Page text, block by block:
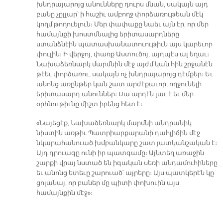
խնդրայարոյց անունները դուրս մնան, սակայն այդ
բանը չըլլար՝ ի հաշիւ ամբողջ փորձառութեան մէկ
կողմ թողուելուն։ Մեր փափաքը նաեւ այն էր, որ մեր
համայնքի խոստմնալից երիտասարդները
ստանձնէին պատասխանատուութիւն այս կարեւոր
փուլին։ Ի վերջոյ, փառք Աստուծոյ, այդպէս ալ եղաւ։
Նախաձեռնարկ մարմնին մէջ այժմ կան հին շրջանէն
թէեւ փորձառու, սակայն ոչ խնդրայարոյց դէմքեր։ Եւ
անոնց առընթեր կան շատ արժէքաւոր, ողջունելի
երիտասարդ անուններ։ Սա արդէն լաւ է եւ մեր
օրհնութիւնը միշտ իրենց հետ է։
«Նայեցէք, Նախաձեռնարկ մարմնի անդրանիկ
նիստին առթիւ Պատրիարքարանի դահլիճին մէջ
նկարահանուած խմբանկարը շատ յատկանշական է։
Այդ դրուագը ունի իր պատգամը։ Այնտեղ առաջին
շարքի վրայ նստած են իգական սեռի անդամուհիները
եւ անոնց ետեւը շարուած՝ այրերը։ Այս պատկերէն կը
ցոլանայ, որ բաներ մը պիտի փոխուին այս
համայնքին մէջ»։